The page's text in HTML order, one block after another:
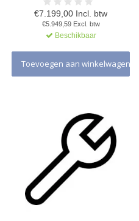
€7.199,00 Incl. btw
€5.949,59 Excl. btw
Beschikbaar
Toevoegen aan winkelwagen